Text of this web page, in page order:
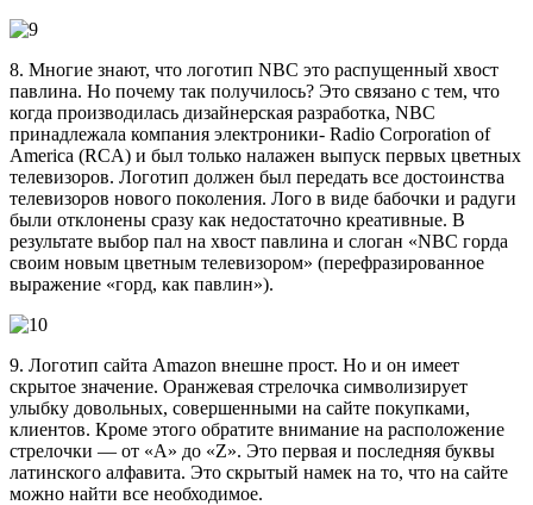
8. Многие знают, что логотип NBC это распущенный хвост
павлина. Но почему так получилось? Это связано с тем, что
когда производилась дизайнерская разработка, NBC
принадлежала компания электроники- Radio Corporation of
America (RCA) и был только налажен выпуск первых цветных
телевизоров. Логотип должен был передать все достоинства
телевизоров нового поколения. Лого в виде бабочки и радуги
были отклонены сразу как недостаточно креативные. В
результате выбор пал на хвост павлина и слоган «NBC горда
своим новым цветным телевизором» (перефразированное
выражение «горд, как павлин»).
9. Логотип сайта Amazon внешне прост. Но и он имеет
скрытое значение. Оранжевая стрелочка символизирует
улыбку довольных, совершенными на сайте покупками,
клиентов. Кроме этого обратите внимание на расположение
стрелочки — от «А» до «Z». Это первая и последняя буквы
латинского алфавита. Это скрытый намек на то, что на сайте
можно найти все необходимое.